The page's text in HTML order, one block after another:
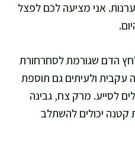
אני מציעה לכם לפצל
הדם שגורמת לסחרחורת
עקבית ולעיתים גם תוספת
לסייע. מרק צח, גבינה
קטנה יכולים להשתלב